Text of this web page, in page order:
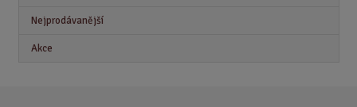
Nejprodávanější
Akce